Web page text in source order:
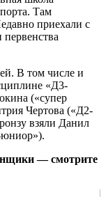
Там
приехали с
В том числе и
«Д3-
(«супер
Чертова («Д2-
взяли Данил
— смотрите